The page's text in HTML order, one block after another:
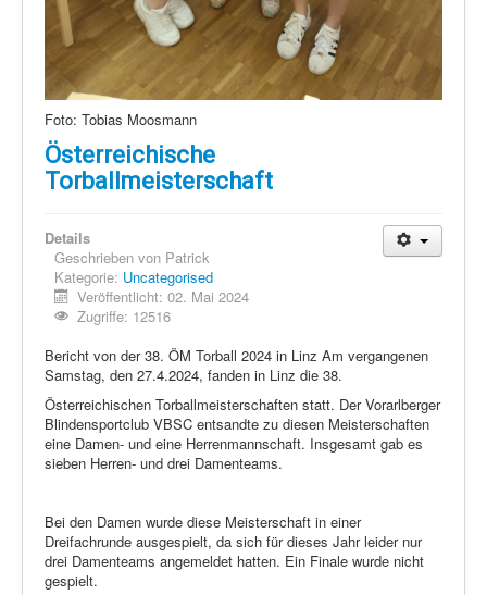
Foto: Tobias Moosmann
Österreichische
Torballmeisterschaft
Details
Geschrieben von Patrick
Kategorie: Uncategorised
Veröffentlicht: 02. Mai 2024
Zugriffe: 12516
Bericht von der 38. ÖM Torball 2024 in Linz Am vergangenen
Samstag, den 27.4.2024, fanden in Linz die 38.
Österreichischen Torballmeisterschaften statt. Der Vorarlberger
Blindensportclub VBSC entsandte zu diesen Meisterschaften
eine Damen- und eine Herrenmannschaft. Insgesamt gab es
sieben Herren- und drei Damenteams.
Bei den Damen wurde diese Meisterschaft in einer
Dreifachrunde ausgespielt, da sich für dieses Jahr leider nur
drei Damenteams angemeldet hatten. Ein Finale wurde nicht
gespielt.